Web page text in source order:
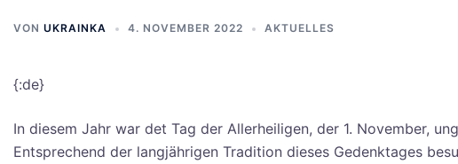
VON UKRAINKA 4. NOVEMBER 2022 AKTUELLES
{:de}
In diesem Jahr war det Tag der Allerheiligen, der 1. November,
Entsprechend der langjährigen Tradition dieses Gedenktages